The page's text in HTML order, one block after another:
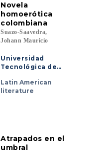
Novela
homoerótica
colombiana
Suazo-Saavedra,
Johann Mauricio
Universidad
Tecnológica de
Latin American
literature
Atrapados en el
umbral